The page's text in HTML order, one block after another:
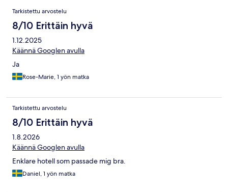
Arvostelut
Tarkistettu arvostelu
8/10 Erittäin hyvä
1.12.2025
Käännä Googlen avulla
Ja
Rose-Marie, 1 yön matka
Tarkistettu arvostelu
8/10 Erittäin hyvä
1.8.2026
Käännä Googlen avulla
Enklare hotell som passade mig bra.
Daniel, 1 yön matka